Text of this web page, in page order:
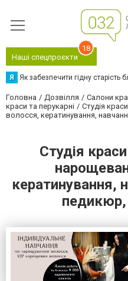
Наші спецпроєкти
18
Я Як забезпечити гідну старість
Головна Дозвілля Салони
краси та перукарні
Студія
волосся, кератинування,
Студія
кератинування,